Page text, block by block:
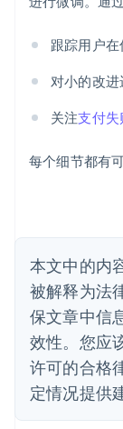
跟踪用户
对小的改
关注支付失
每个细节都有
本文中的内
被解释为法
保文章中信
效性。您应
许可的合格
定情况提供
English
English
Deutsch
English
Português
English
丹麦
English
德国
Deutsch
法国
Français
芬兰
English